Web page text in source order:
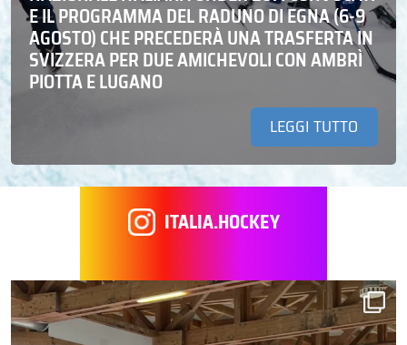
E IL PROGRAMMA DEL RADUNO DI EGNA (6-9
AGOSTO) CHE PRECEDERÀ UNA TRASFERTA IN
SVIZZERA PER DUE AMICHEVOLI CON AMBRÌ
PIOTTA E LUGANO
LEGGI TUTTO
ITALIA.HOCKEY